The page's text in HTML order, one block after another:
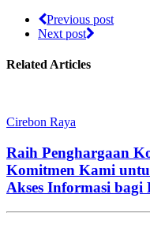
Previous post
Next post
Related Articles
Cirebon Raya
Raih Penghargaan
Komitmen Kami
Akses Informasi bagi